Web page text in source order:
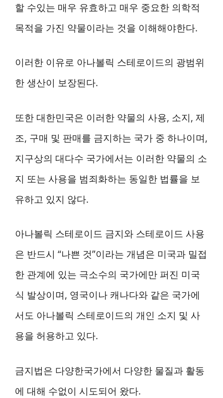
할 수있는 매우 유효하고 매우 중요한 의학적
목적을 가진 약물이라는 것을 이해해야한다.
이러한 이유로 아나볼릭 스테로이드의 광범위
한 생산이 보장된다.
또한 대한민국은 이러한 약물의 사용, 소지, 제
조, 구매 및 판매를 금지하는 국가 중 하나이며,
지구상의 대다수 국가에서는 이러한 약물의 소
지 또는 사용을 범죄화하는 동일한 법률을 보
유하고 있지 않다.
아나볼릭 스테로이드 금지와 스테로이드 사용
은 반드시 “나쁜 것”이라는 개념은 미국과 밀접
한 관계에 있는 극소수의 국가에만 퍼진 미국
식 발상이며, 영국이나 캐나다와 같은 국가에
서도 아나볼릭 스테로이드의 개인 소지 및 사
용을 허용하고 있다.
금지법은 다양한국가에서 다양한 물질과 활동
에 대해 수없이 시도되어 왔다.